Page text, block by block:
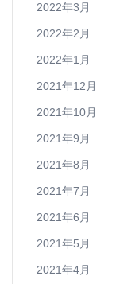
2022年3月
2022年2月
2022年1月
2021年12月
2021年10月
2021年9月
2021年8月
2021年7月
2021年6月
2021年5月
2021年4月